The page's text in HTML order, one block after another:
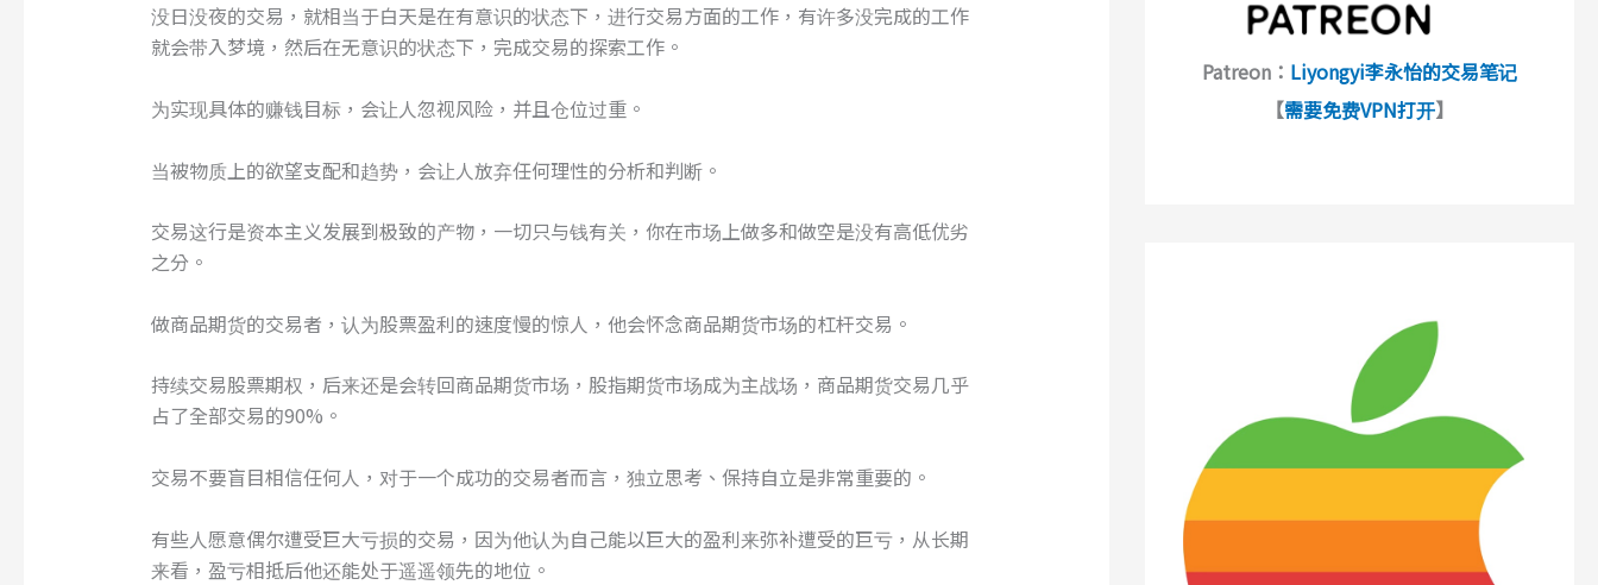
没日没夜的交易，就相当于白天是在有意识的状态下，进行交易方面的工作，有许多没完成的工作
就会带入梦境，然后在无意识的状态下，完成交易的探索工作。
为实现具体的赚钱目标，会让人忽视风险，并且仓位过重。
当被物质上的欲望支配和趋势，会让人放弃任何理性的分析和判断。
交易这行是资本主义发展到极致的产物，一切只与钱有关，你在市场上做多和做空是没有高低优劣
之分。
做商品期货的交易者，认为股票盈利的速度慢的惊人，他会怀念商品期货市场的杠杆交易。
持续交易股票期权，后来还是会转回商品期货市场，股指期货市场成为主战场，商品期货交易几乎
占了全部交易的90%。
交易不要盲目相信任何人，对于一个成功的交易者而言，独立思考、保持自立是非常重要的。
有些人愿意偶尔遭受巨大亏损的交易，因为他认为自己能以巨大的盈利来弥补遭受的巨亏，从长期
来看，盈亏相抵后他还能处于遥遥领先的地位。
Patreon： Liyongyi李永怡的交易笔记
【需要免费VPN打开】